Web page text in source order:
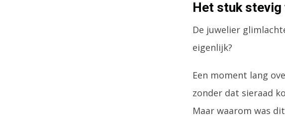
Het stuk stevig
De juwelier
eigenlijk?
Een moment lang
zonder dat sieraad
Maar waarom was